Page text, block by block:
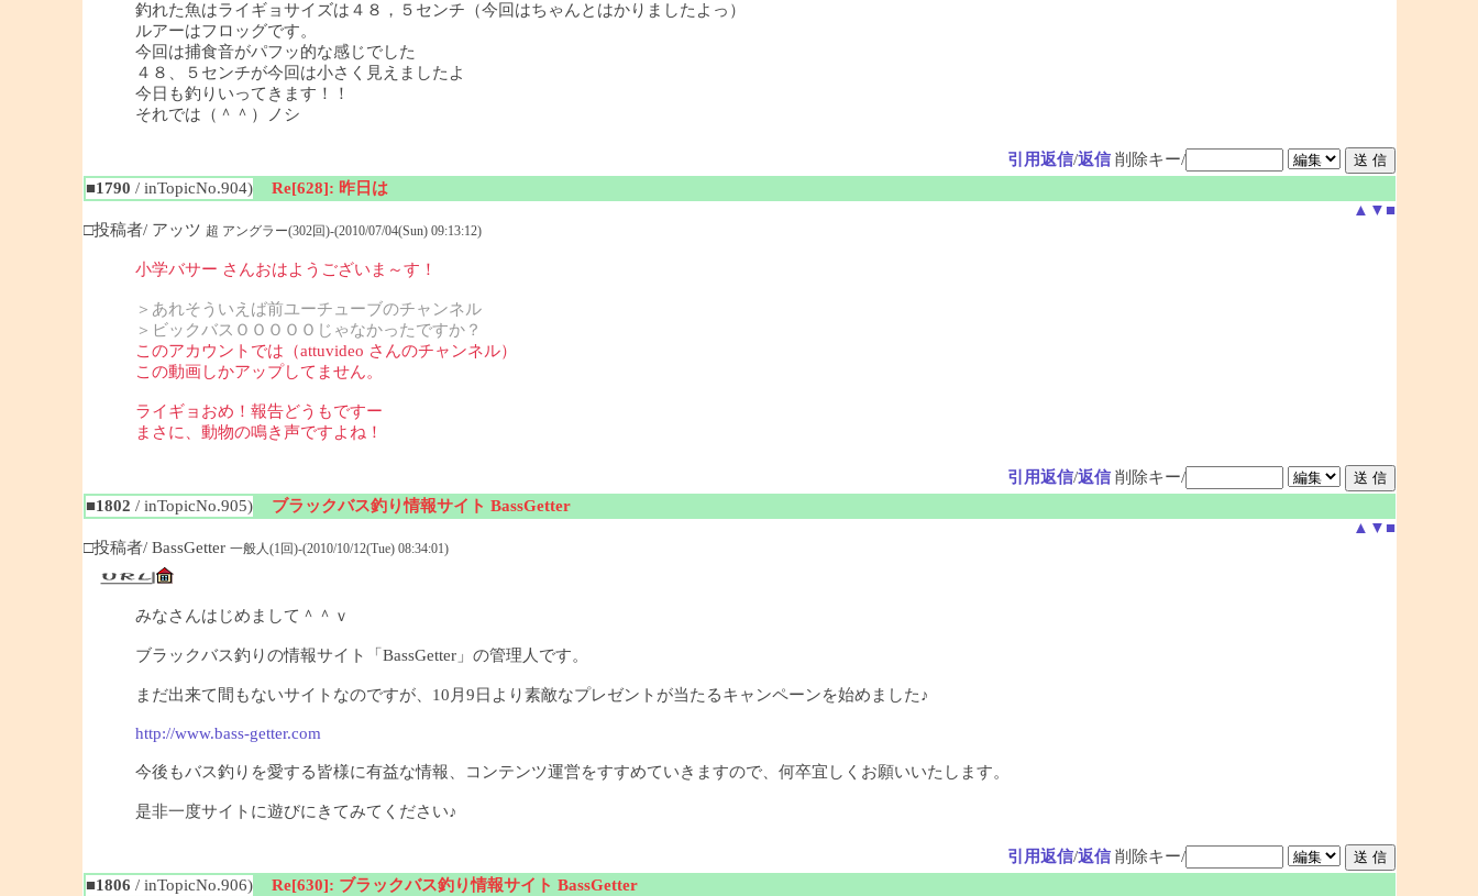
釣れた魚はライギョサイズは４８，５センチ（今回はちゃんとはかりましたよっ）
ルアーはフロッグです。
今回は捕食音がパフッ的な感じでした
４８、５センチが今回は小さく見えましたよ
今日も釣りいってきます！！
それでは（＾＾）ノシ
引用返信/返信 削除キー/
■1790 / inTopicNo.904)
Re[628]: 昨日は
▲ ▼ ■
□投稿者/ アッツ 超 アングラー(302回)-(2010/07/04(Sun) 09:13:12)
小学バサー さんおはようございま～す！
＞あれそういえば前ユーチューブのチャンネル
＞ビックバスＯＯＯＯＯじゃなかったですか？
このアカウントでは（attuvideo さんのチャンネル）
この動画しかアップしてません。
ライギョおめ！報告どうもですー
まさに、動物の鳴き声ですよね！
引用返信/返信 削除キー/
■1802 / inTopicNo.905)
ブラックバス釣り情報サイト BassGetter
▲ ▼ ■
□投稿者/ BassGetter 一般人(1回)-(2010/10/12(Tue) 08:34:01)
みなさんはじめまして＾＾ｖ
ブラックバス釣りの情報サイト「BassGetter」の管理人です。
まだ出来て間もないサイトなのですが、10月9日より素敵なプレゼントが当たるキャンペーンを始めました♪
http://www.bass-getter.com
今後もバス釣りを愛する皆様に有益な情報、コンテンツ運営をすすめていきますので、何卒宜しくお願いいたします。
是非一度サイトに遊びにきてみてください♪
引用返信/返信 削除キー/
■1806 / inTopicNo.906)
Re[630]: ブラックバス釣り情報サイト BassGetter